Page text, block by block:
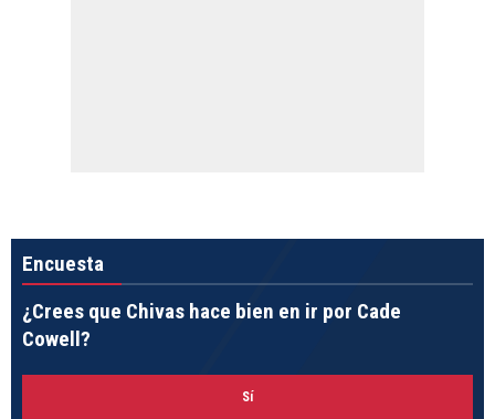
Encuesta
¿Crees que Chivas hace bien en ir por Cade
Cowell?
Sí